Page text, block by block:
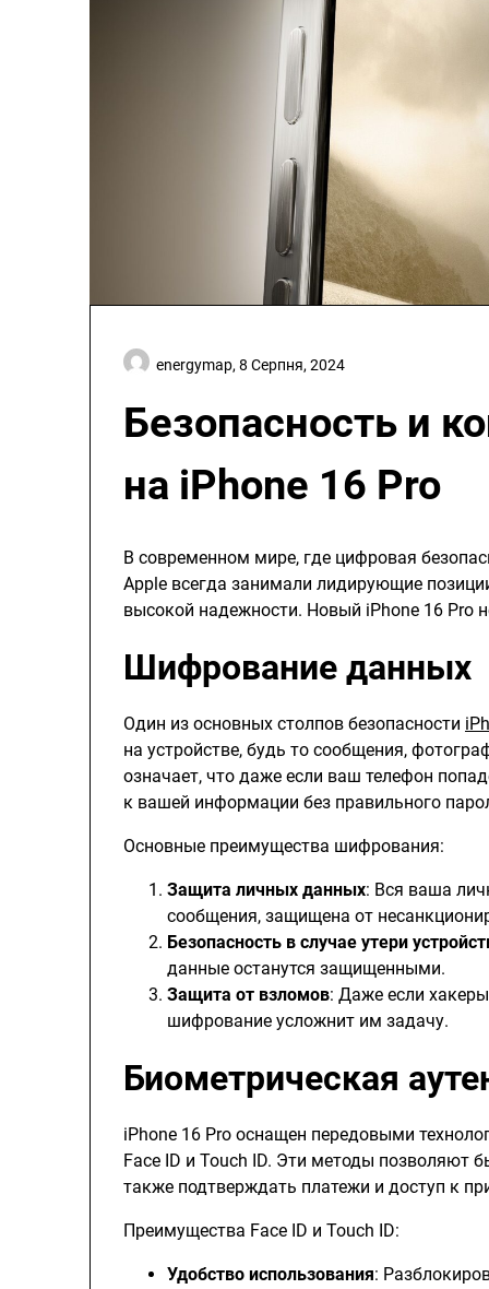
Безопасность и
на iPhone 16 Pro
energymap, 8 Серпня, 2024
В современном мире, где цифровая
Apple всегда занимали лидирующие
высокой надежности. Новый iPhone 16 Pro
Шифрование данных
Один из основных столпов безопасности
на устройстве, будь то сообщения,
означает, что даже если ваш телефон
к вашей информации без правильного
Основные преимущества шифрования:
Защита личных данных: Вся ваша
сообщения, защищена от
Безопасность в случае утери
данные останутся защищенными.
Защита от взломов: Даже если
шифрование усложнит им задачу.
Биометрическая
iPhone 16 Pro оснащен передовыми
Face ID и Touch ID. Эти методы позволяют
также подтверждать платежи и доступ к
Преимущества Face ID и Touch ID:
Удобство использования: